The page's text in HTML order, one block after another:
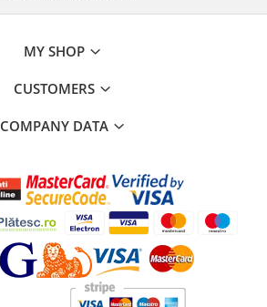
MY SHOP
CUSTOMERS
COMPANY DATA